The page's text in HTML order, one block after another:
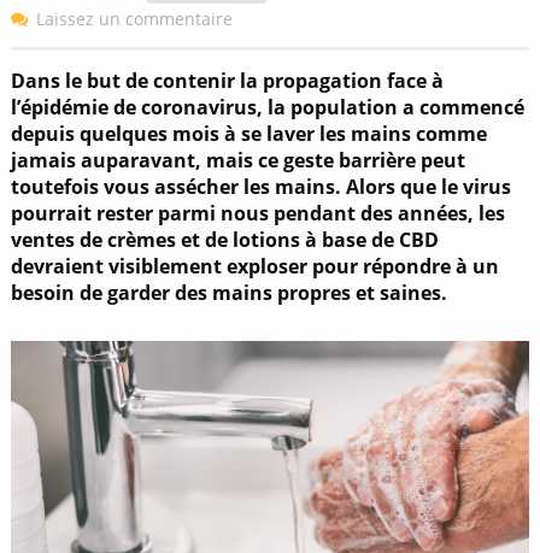
Laissez un commentaire
Dans le but de contenir la propagation face à
l’épidémie de coronavirus, la population a commencé
depuis quelques mois à se laver les mains comme
jamais auparavant, mais ce geste barrière peut
toutefois vous assécher les mains. Alors que le virus
pourrait rester parmi nous pendant des années, les
ventes de crèmes et de lotions à base de CBD
devraient visiblement exploser pour répondre à un
besoin de garder des mains propres et saines.